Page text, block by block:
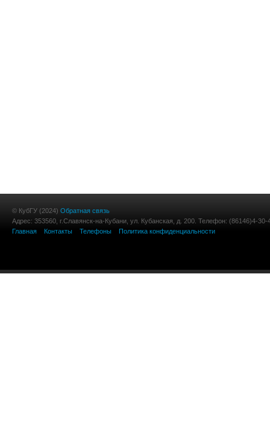
© КубГУ (2024) Обратная связь
Адрес: 353560, г.Славянск-на-Кубани, ул. Кубанская, д. 200. Телефон: (86146)4-30-
Главная
Контакты Телефоны Политика конфиденциальности